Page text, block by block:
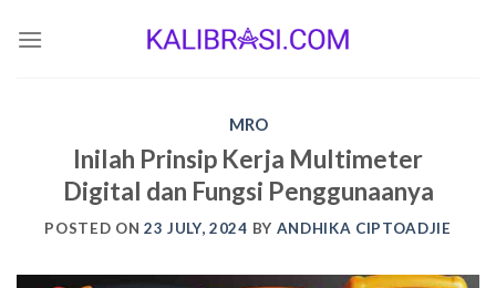
MRO
Inilah Prinsip Kerja Multimeter
Digital dan Fungsi Penggunaanya
POSTED ON23 JULY, 2024 BY ANDHIKA CIPTOADJIE